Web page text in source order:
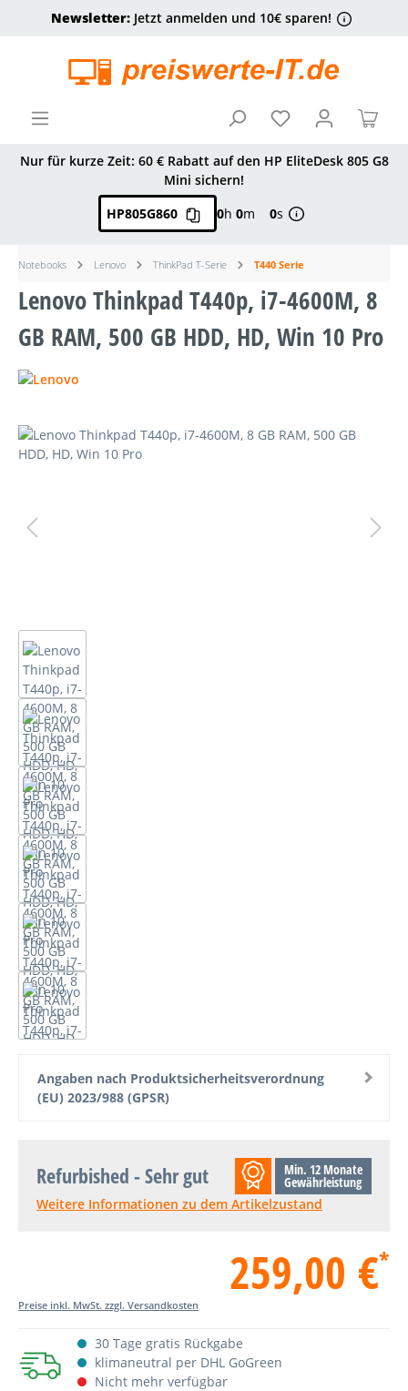
springen
Newsletter:Jetzt anmelden und 10€ sparen!
Nur für kurze Zeit: 60 € Rabatt auf den HP EliteDesk 805 G8
Mini sichern!
HP805G860
0h 0m 0s
Notebooks Lenovo ThinkPad T-Serie T440 Serie
Lenovo Thinkpad T440p, i7-4600M, 8
GB RAM, 500 GB HDD, HD, Win 10 Pro
Bildergalerie überspringen
Angaben nach Produktsicherheitsverordnung
(EU) 2023/988 (GPSR)
Refurbished - Sehr gut Min. 12 Monate
Gewährleistung
Weitere Informationen zu dem Artikelzustand
259,00 €*
Preise inkl. MwSt. zzgl. Versandkosten
30 Tage gratis Rückgabe
klimaneutral per DHL GoGreen
Nicht mehr verfügbar